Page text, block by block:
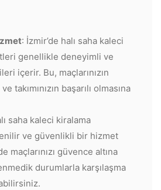
: İzmir’de halı saha kaleci
genellikle deneyimli ve
içerir. Bu, maçlarınızın
takımınızın başarılı olmasına
saha kaleci kiralama
ve güvenlikli bir hizmet
maçlarınızı güvence altına
durumlarla karşılaşma